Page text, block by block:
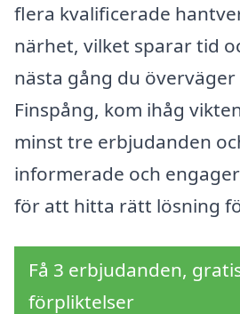
flera kvalificerade
närhet, vilket sparar tid
nästa gång du
Finspång, kom ihåg
minst tre erbjudanden
informerade och
för att hitta rätt lösning
Få 3 erbjudanden,
förpliktelser